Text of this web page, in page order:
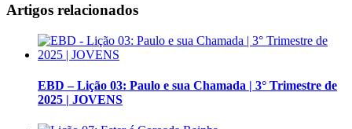
Artigos relacionados
EBD – Lição 03: Paulo e sua Chamada | 3° Trimestre de
2025 | JOVENS